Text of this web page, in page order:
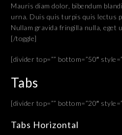
Mauris diam dolor, bibendum
urna. Duis quis turpis quis lectus
Nullam gravida fringilla nulla, eget
[/toggle]
[divider top=”” bottom=”50″
Tabs
[divider top=”” bottom=”20″
Tabs Horizontal